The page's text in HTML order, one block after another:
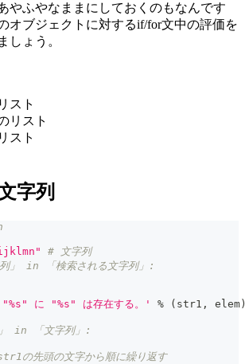
やふやなままにしておくのもなんです
オブジェクトに対するif/for文中の評価を
しょう。
スト
リスト
スト
字列
# 文字列
」 in 「検索される文字列」:
に "%s" は存在する。' % ( str1 , elem
in 「文字列」:
の先頭の文字から順に繰り返す